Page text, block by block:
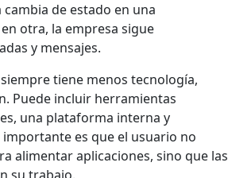
cambia de estado en una
otra, la empresa sigue
y mensajes.
tiene menos tecnología,
Puede incluir herramientas
una plataforma interna y
es que el usuario no
alimentar aplicaciones, sino que las